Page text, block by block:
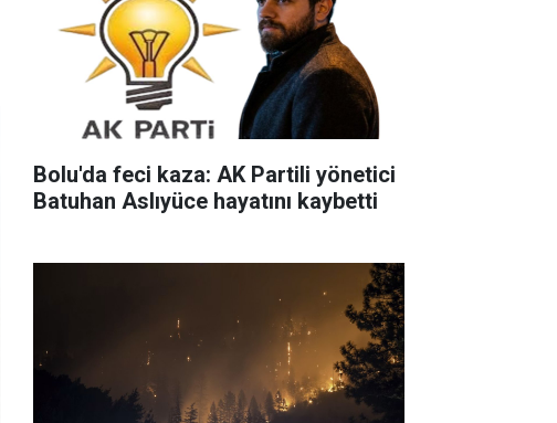
Bolu'da feci kaza: AK Partili yönetici
Batuhan Aslıyüce hayatını kaybetti